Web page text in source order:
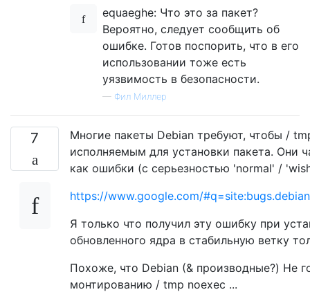
equaeghe: Что это за пакет?
Вероятно, следует сообщить об
ошибке. Готов поспорить, что в его
использовании тоже есть
уязвимость в безопасности.
— Фил Миллер
7
Многие пакеты Debian требуют, чтобы /
исполняемым для установки пакета. Они
как ошибки (с серьезностью 'normal' /
https://www.google.com/
Я только что получил эту ошибку при
обновленного ядра в стабильную ветку
Похоже, что Debian (& производные?) Не
монтированию / tmp noexec ...